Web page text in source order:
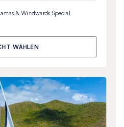
& Windwards Special
WÄHLEN